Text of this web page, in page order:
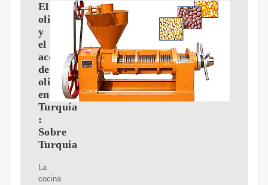
El
olivo
y
el
aceite
de
oliva
en
Turquía
:
Sobre
Turquia
La
cocina